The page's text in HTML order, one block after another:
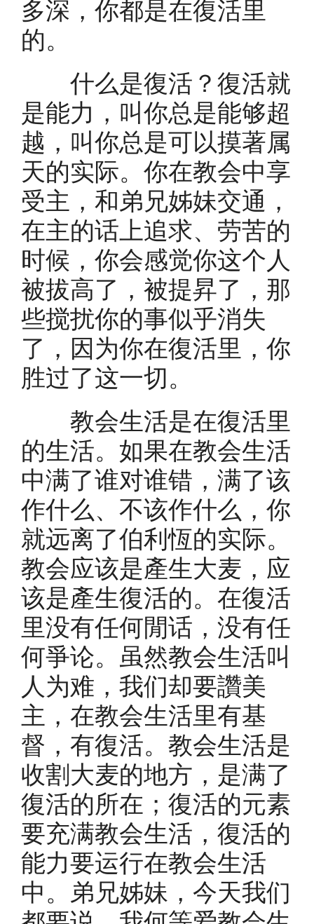
多深，你都是在復活里
的。
什么是復活？復活就
是能力，叫你总是能够超
越，叫你总是可以摸著属
天的实际。你在教会中享
受主，和弟兄姊妹交通，
在主的话上追求、劳苦的
时候，你会感觉你这个人
被拔高了，被提昇了，那
些搅扰你的事似乎消失
了，因为你在復活里，你
胜过了这一切。
教会生活是在復活里
的生活。如果在教会生活
中满了谁对谁错，满了该
作什么、不该作什么，你
就远离了伯利恆的实际。
教会应该是產生大麦，应
该是產生復活的。在復活
里没有任何閒话，没有任
何爭论。虽然教会生活叫
人为难，我们却要讚美
主，在教会生活里有基
督，有復活。教会生活是
收割大麦的地方，是满了
復活的所在；復活的元素
要充满教会生活，復活的
能力要运行在教会生活
中。弟兄姊妹，今天我们